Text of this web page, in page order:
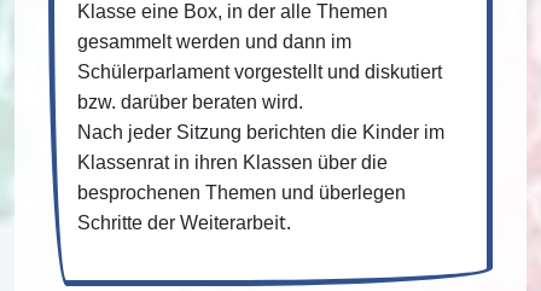
Klasse eine Box, in der alle Themen
gesammelt werden und dann im
Schülerparlament vorgestellt und diskutiert
bzw. darüber beraten wird.
Nach jeder Sitzung berichten die Kinder im
Klassenrat in ihren Klassen über die
besprochenen Themen und überlegen
Schritte der Weiterarbeit.